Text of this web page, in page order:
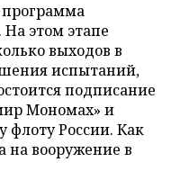
программа
этом этапе
выходов в
испытаний,
подписание
Мономах» и
флоту России. Как
на вооружение в